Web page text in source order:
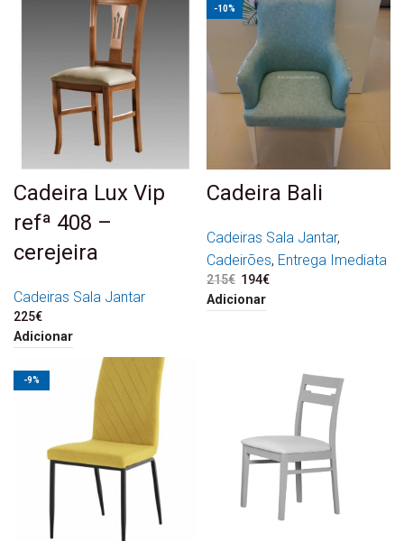
Cadeira Lux Vip
refª 408 –
cerejeira
Cadeiras Sala Jantar
225€
Adicionar
-10%
Cadeira Bali
Cadeiras Sala Jantar,
Cadeirões, Entrega Imediata
215€ O preço original era:
215€.
194€
Adicionar
-9%